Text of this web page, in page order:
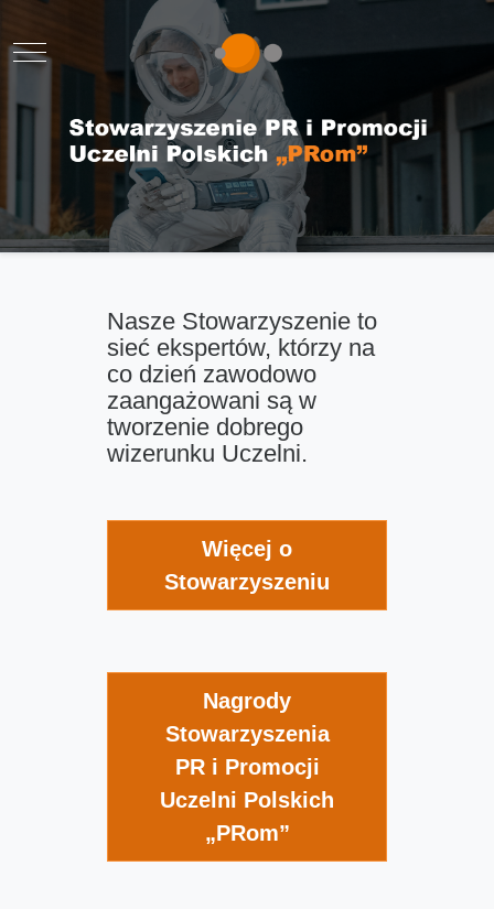
Mobile Menu Toggle
Nasze Stowarzyszenie to
sieć ekspertów, którzy na
co dzień zawodowo
zaangażowani są w
tworzenie dobrego
wizerunku Uczelni.
Więcej o
Stowarzyszeniu
Nagrody
Stowarzyszenia
PR i Promocji
Uczelni Polskich
„PRom”